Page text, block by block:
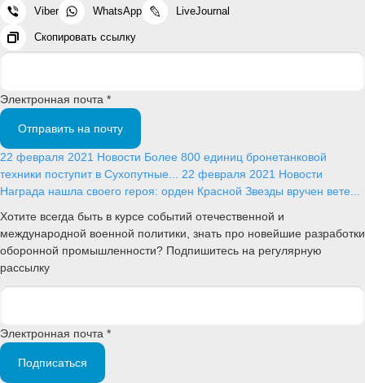
Viber WhatsApp LiveJournal
Скопировать ссылку
Электронная почта *
Отправить на почту
22 февраля 2021 Новости Более 800 единиц бронетанковой
техники поступит в Сухопутные... 22 февраля 2021 Новости
Награда нашла своего героя: орден Красной Звезды вручен вете...
Хотите всегда быть в курсе событий отечественной и
международной военной политики, знать про новейшие разработки
оборонной промышленности? Подпишитесь на регулярную
рассылку
Электронная почта *
Подписаться